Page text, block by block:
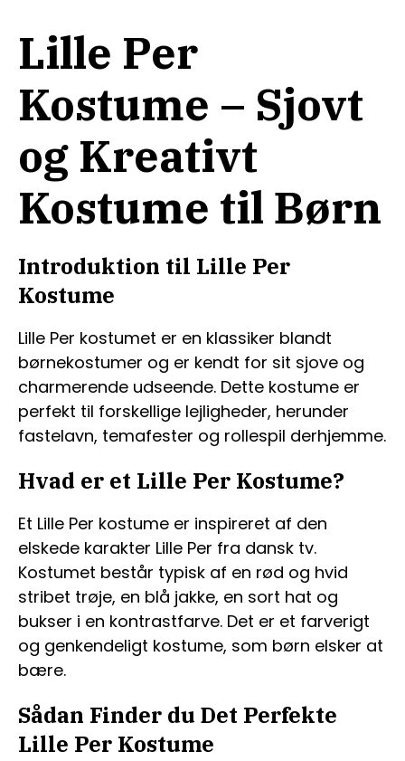
Lille Per
Kostume – Sjovt
og Kreativt
Kostume til Børn
Introduktion til Lille Per
Kostume
Lille Per kostumet er en klassiker blandt
børnekostumer og er kendt for sit sjove og
charmerende udseende. Dette kostume er
perfekt til forskellige lejligheder, herunder
fastelavn, temafester og rollespil derhjemme.
Hvad er et Lille Per Kostume?
Et Lille Per kostume er inspireret af den
elskede karakter Lille Per fra dansk tv.
Kostumet består typisk af en rød og hvid
stribet trøje, en blå jakke, en sort hat og
bukser i en kontrastfarve. Det er et farverigt
og genkendeligt kostume, som børn elsker at
bære.
Sådan Finder du Det Perfekte
Lille Per Kostume